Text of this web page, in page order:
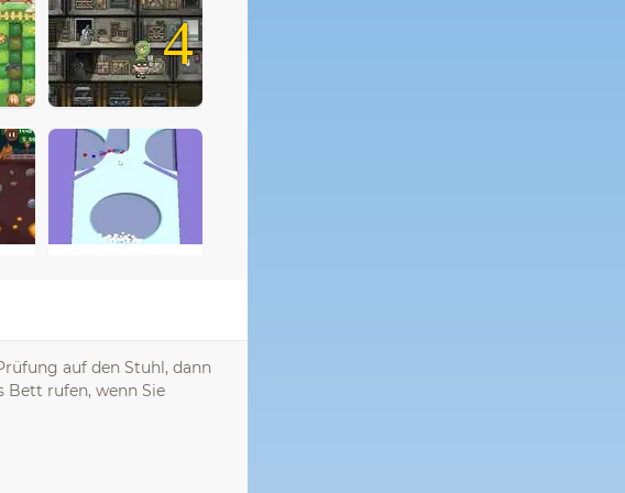
4
auf den Stuhl, dann
Bett rufen, wenn Sie